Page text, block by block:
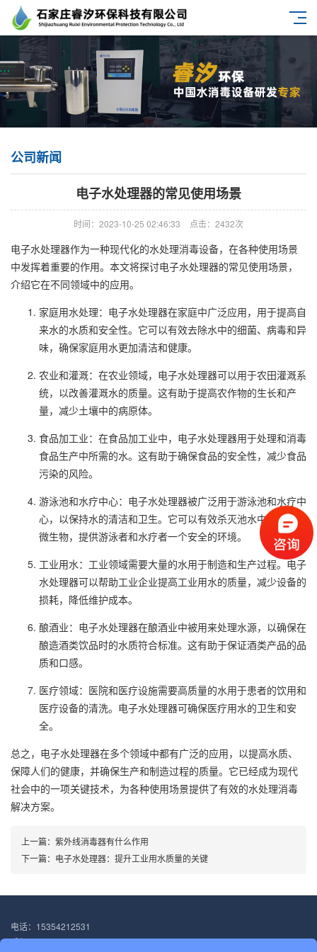
公司新闻
电子水处理器的常见使用场景
时间：2023-10-25 02:46:33 点击：2432次
电子水处理器作为一种现代化的水处理消毒设备，在各种使用场景
中发挥着重要的作用。本文将探讨电子水处理器的常见使用场景，
介绍它在不同领域中的应用。
家庭用水处理：电子水处理器在家庭中广泛应用，用于提高自
来水的水质和安全性。它可以有效去除水中的细菌、病毒和异
味，确保家庭用水更加清洁和健康。
农业和灌溉：在农业领域，电子水处理器可以用于农田灌溉系
统，以改善灌溉水的质量。这有助于提高农作物的生长和产
量，减少土壤中的病原体。
食品加工业：在食品加工业中，电子水处理器用于处理和消毒
食品生产中所需的水。这有助于确保食品的安全性，减少食品
污染的风险。
游泳池和水疗中心：电子水处理器被广泛用于游泳池和水疗中
心，以保持水的清洁和卫生。它可以有效杀灭池水中的细菌和
微生物，提供游泳者和水疗者一个安全的环境。
工业用水：工业领域需要大量的水用于制造和生产过程。电子
水处理器可以帮助工业企业提高工业用水的质量，减少设备的
损耗，降低维护成本。
酿酒业：电子水处理器在酿酒业中被用来处理水源，以确保在
酿造酒类饮品时的水质符合标准。这有助于保证酒类产品的品
质和口感。
医疗领域：医院和医疗设施需要高质量的水用于患者的饮用和
医疗设备的清洗。电子水处理器可确保医疗用水的卫生和安
全。
总之，电子水处理器在多个领域中都有广泛的应用，以提高水质、
保障人们的健康，并确保生产和制造过程的质量。它已经成为现代
社会中的一项关键技术，为各种使用场景提供了有效的水处理消毒
解决方案。
上一篇： 紫外线消毒器有什么作用
下一篇： 电子水处理器：提升工业用水质量的关键
电话：15354212531
手机：15354212531